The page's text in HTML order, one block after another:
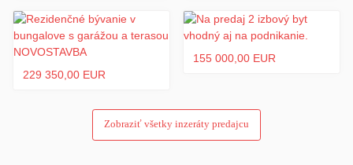
229 350,00 EUR
155 000,00 EUR
Zobraziť všetky inzeráty predajcu